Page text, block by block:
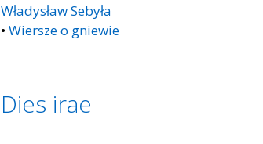
Władysław Sebyła
• Wiersze o gniewie
Dies irae